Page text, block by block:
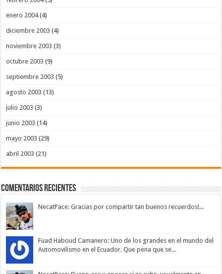
enero 2004(4)
diciembre 2003 (4)
noviembre 2003 (3)
octubre 2003 (9)
septiembre 2003 (5)
agosto 2003 (13)
julio 2003 (3)
junio 2003 (14)
mayo 2003 (29)
abril 2003 (21)
Comentarios Recientes
NecatPace: Gracias por compartir tan buenos recuerdos!...
Fuad Haboud Camanero: Uno de los grandes en el mundo del
Automovilismo en el Ecuador. Que pena que se...